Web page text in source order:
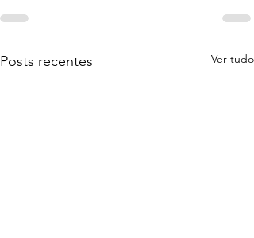
Posts recentes Ver tudo